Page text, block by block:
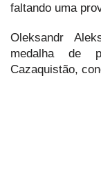
faltando uma
Oleksandr
medalha de
Cazaquistão,